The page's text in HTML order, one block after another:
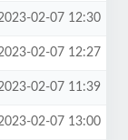
02-07 12:30
02-07 12:27
02-07 11:39
02-07 13:00